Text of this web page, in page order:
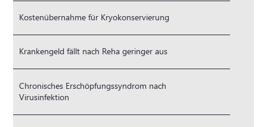
Kostenübernahme für Kryokonservierung
Krankengeld fällt nach Reha geringer aus
Chronisches Erschöpfungssyndrom nach
Virusinfektion